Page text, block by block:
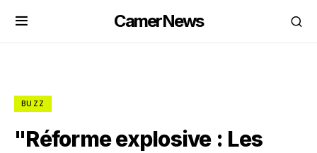
CamerNews
BUZZ
"Réforme explosive : Les